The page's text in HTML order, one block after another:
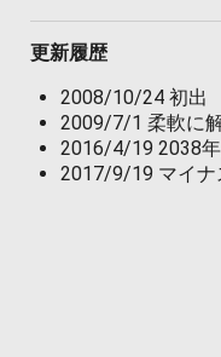
更新履歴
2008/10/24 初出
2009/7/1 柔軟に
2016/4/19 2038
2017/9/19 マイナ